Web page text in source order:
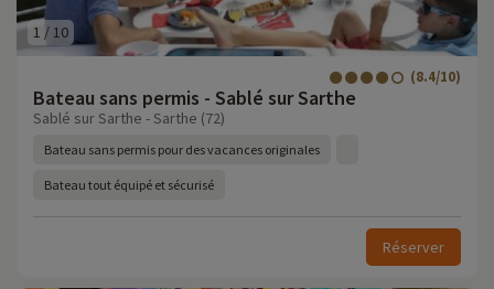
1 / 10
Bateau sans permis - Sablé sur Sarthe
(8.4/10)
Sablé sur Sarthe - Sarthe (72)
Bateau sans permis pour des vacances originales
Bateau tout équipé et sécurisé
Réserver